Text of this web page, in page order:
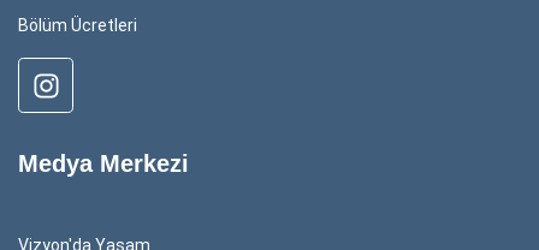
Bölüm Ücretleri
Medya Merkezi
Vizyon'da Yaşam